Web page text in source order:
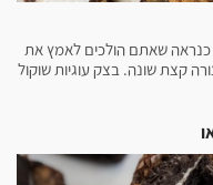
כנראה שאתם הולכים לאמץ את
קצת שונה. בצק עוגיות שוקול